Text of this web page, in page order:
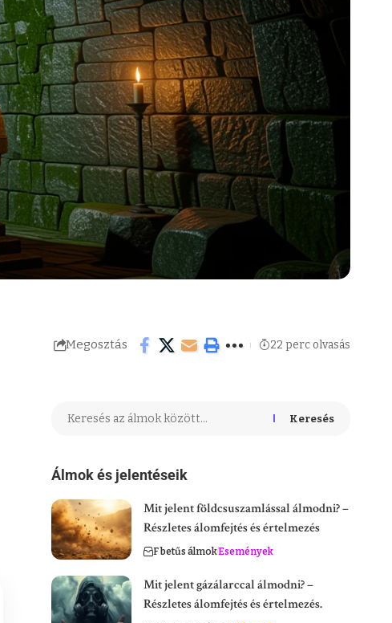
Megosztás 22 perc olvasás
Keresés
Álmok és jelentéseik
Mit jelent földcsuszamlással álmodni? –
Részletes álomfejtés és értelmezés
F betűs álmokEsemények
Mit jelent gázálarccal álmodni? –
Részletes álomfejtés és értelmezés.